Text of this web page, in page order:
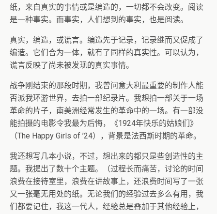
纸，来自真实的事情或是编造的，一切都不会改变。阅读
是一种事实。而事实，人们想到的事实，也是阅读。
真实，编造，或谎言。编造先于记录，记录继而又促成了
编造。它们合为一体，就有了同样的真实性。可以认为，
谎言反映了尚未被发现的真实事情。
战争刚结束的那段时期，我曾问意大利最重要的制作人能
否派我环游世界，去拍一部纪录片。我想拍一部关于一场
革命的片子，南美洲经常发生的革命中的一场。有一部没
能拍摄的电影令我最为后悔，《1924年快乐的姑娘们》
（The Happy Girls of ’24），背景是法西斯时期的革命。
我还想写几本小说，不过，想出来的都只是些创造性的主
题。我提出了数十个主题。（过程长而痛苦，讨论的时间
浪费在接待室里，浪费在讲故事上，还浪费时间写了一张
又一张毫无用处的纸。无论我们的经验过去多么有用，我
们都要记住，我这一代人，经验总是叠加于其他经验上，